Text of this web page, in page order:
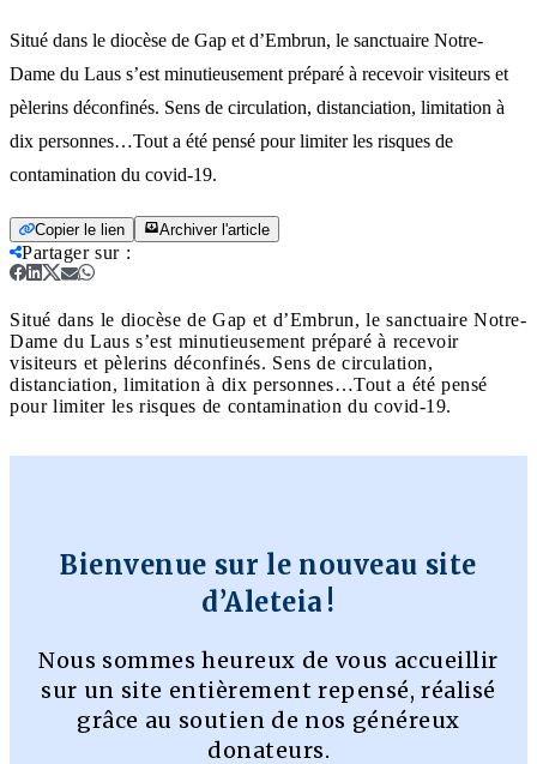
Situé dans le diocèse de Gap et d’Embrun, le sanctuaire Notre-
Dame du Laus s’est minutieusement préparé à recevoir visiteurs et
pèlerins déconfinés. Sens de circulation, distanciation, limitation à
dix personnes…Tout a été pensé pour limiter les risques de
contamination du covid-19.
Copier le lien Archiver l'article
Partager sur:
Situé dans le diocèse de Gap et d’Embrun, le sanctuaire Notre-
Dame du Laus s’est minutieusement préparé à recevoir
visiteurs et pèlerins déconfinés. Sens de circulation,
distanciation, limitation à dix personnes…Tout a été pensé
pour limiter les risques de contamination du covid-19.
Bienvenue sur le nouveau site
d’Aleteia !
Nous sommes heureux de vous accueillir
sur un site entièrement repensé, réalisé
grâce au soutien de nos généreux
donateurs.